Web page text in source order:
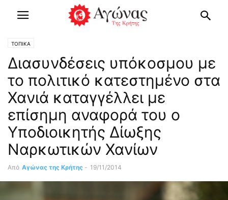
ΤΟΠΙΚΑ
Διασυνδέσεις υπόκοσμου με
το πολιτικό κατεστημένο στα
Χανιά καταγγέλλει με
επίσημη αναφορά του ο
Υποδιοικητής Δίωξης
Ναρκωτικών Χανίων
Από Αγώνας της Κρήτης - 19/11/2014